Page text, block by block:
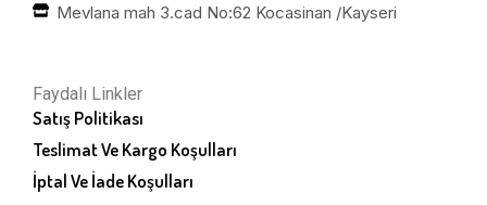
Mevlana mah 3.cad No:62 Kocasinan /Kayseri
Faydalı Linkler
Satış Politikası
Teslimat Ve Kargo Koşulları
İptal Ve İade Koşulları